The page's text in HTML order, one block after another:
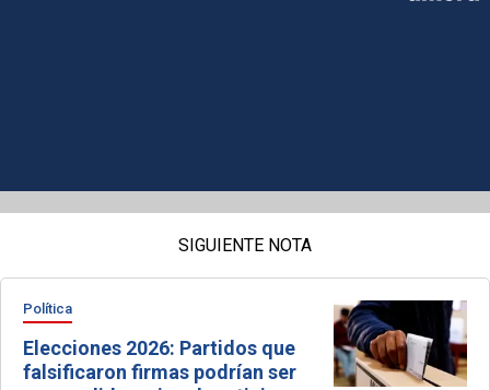
SIGUIENTE NOTA
Política
Elecciones 2026: Partidos que
falsificaron firmas podrían ser